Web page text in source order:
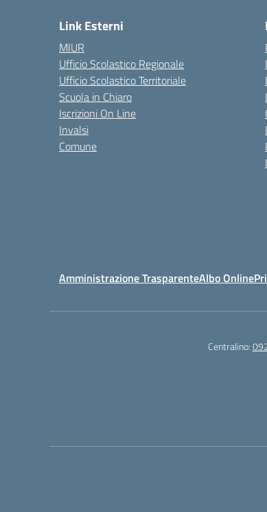
Link Esterni
MIUR
Ufficio Scolastico Regionale
Ufficio Scolastico Territoriale
Scuola in Chiaro
Iscrizioni On Line
Invalsi
Comune
Amministrazione TrasparenteAlbo Online
Centralino: